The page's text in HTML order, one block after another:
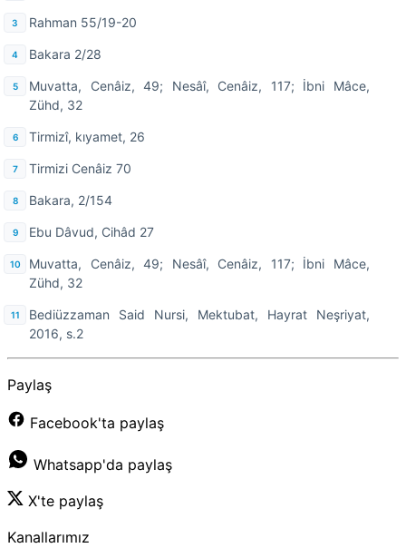
Rahman 55/19-20
Bakara 2/28
Muvatta, Cenâiz, 49; Nesâî, Cenâiz, 117; İbni Mâce,
Zühd, 32
Tirmizî, kıyamet, 26
Tirmizi Cenâiz 70
Bakara, 2/154
Ebu Dâvud, Cihâd 27
Muvatta, Cenâiz, 49; Nesâî, Cenâiz, 117; İbni Mâce,
Zühd, 32
Bediüzzaman Said Nursi, Mektubat, Hayrat Neşriyat,
2016, s.2
Paylaş
Facebook'ta paylaş
Whatsapp'da paylaş
X'te paylaş
Kanallarımız